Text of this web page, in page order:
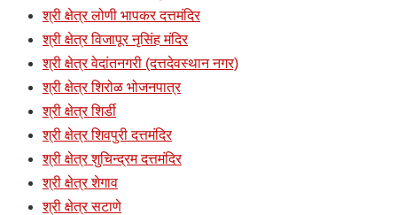
श्री क्षेत्र लोणी भापकर दत्तमंदिर
श्री क्षेत्र विजापूर नृसिंह मंदिर
श्री क्षेत्र वेदांतनगरी (दत्तदेवस्थान नगर)
श्री क्षेत्र शिरोळ भोजनपात्र
श्री क्षेत्र शिर्डी
श्री क्षेत्र शिवपुरी दत्तमंदिर
श्री क्षेत्र शुचिन्द्रम दत्तमंदिर
श्री क्षेत्र शेगाव
श्री क्षेत्र सटाणे